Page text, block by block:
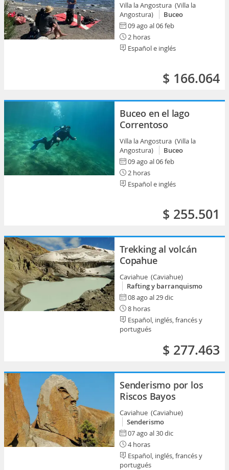
Villa la Angostura (Villa la
Angostura)
Buceo
09 ago al 06 feb
2 horas
Español e inglés
$ 166.064
Buceo en el lago
Correntoso
Villa la Angostura (Villa la
Angostura)
Buceo
09 ago al 06 feb
2 horas
Español e inglés
$ 255.501
Trekking al volcán
Copahue
Caviahue (Caviahue)
Rafting y barranquismo
08 ago al 29 dic
8 horas
Español, inglés, francés y
portugués
$ 277.463
Senderismo por los
Riscos Bayos
Caviahue (Caviahue)
Senderismo
07 ago al 30 dic
4 horas
Español, inglés, francés y
portugués